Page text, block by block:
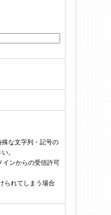
な文字列・記号の
。
インからの受信許可
られてしまう場合